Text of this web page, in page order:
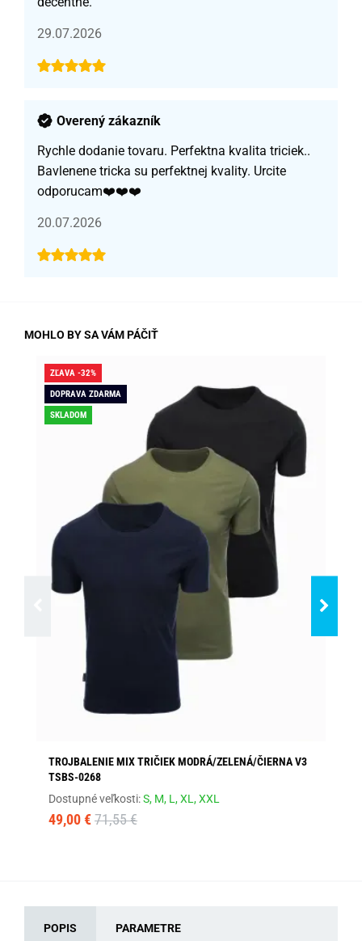
29.07.2026
Overený zákazník
Rychle dodanie tovaru. Perfektna kvalita triciek..
Bavlenene tricka su perfektnej kvality. Urcite
odporucam❤️❤️❤️
20.07.2026
MOHLO BY SA VÁM PÁČIŤ
ZĽAVA -32%
DOPRAVA ZDARMA
SKLADOM
TROJBALENIE MIX TRIČIEK MODRÁ/ZELENÁ/ČIERNA V3
TSBS-0268
Dostupné veľkosti:S, M, L,XL,XXL
49,00 € 71,55 €
POPIS PARAMETRE